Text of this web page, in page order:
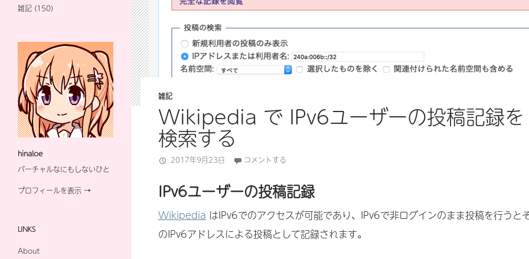
雑記
Wikipedia で IPv6ユーザーの投稿記録を
検索する
2017年9月23日 コメントする
IPv6ユーザーの投稿記録
Wikipedia はIPv6でのアクセスが可能であり、IPv6で非ログインのまま投稿を行うと
のIPv6アドレスによる投稿として記録されます。
雑記 (150)
hinaloe
バーチャルなにもしないひと
プロフィールを表示 →
LINKS
About